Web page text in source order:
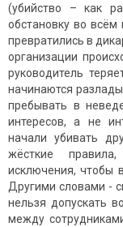
(убийство – как
обстановку во
превратились в
организации
руководитель
начинаются
пребывать в
интересов, а не
начали убивать
жёсткие
исключения, чтобы
Другими словами -
нельзя допускать
между